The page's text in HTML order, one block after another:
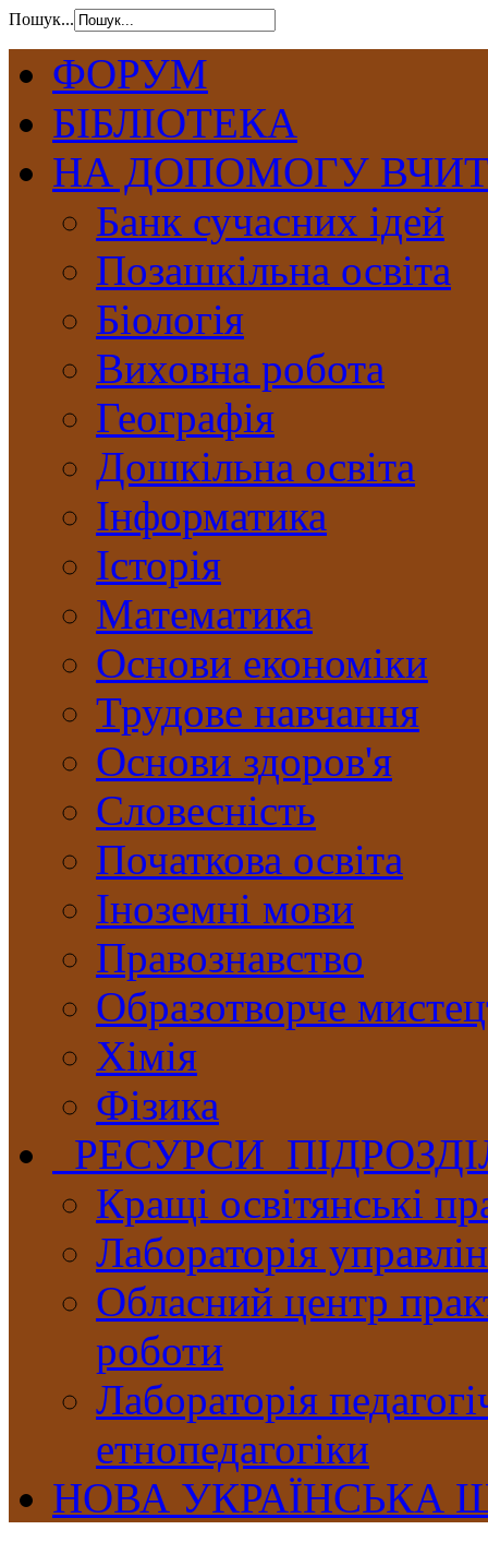
Пошук...
ФОРУМ
БІБЛІОТЕКА
НА ДОПОМОГУ
Банк сучасних ідей
Позашкільна освіта
Біологія
Виховна робота
Географія
Дошкільна освіта
Інформатика
Історія
Математика
Основи економіки
Трудове навчання
Основи здоров'я
Словесність
Початкова освіта
Іноземні мови
Правознавство
Образотворче
Хімія
Фізика
РЕСУРСИ
Кращі освітянські
Лабораторія
Обласний центр
роботи
Лабораторія
етнопедагогіки
НОВА УКРАЇНСЬКА